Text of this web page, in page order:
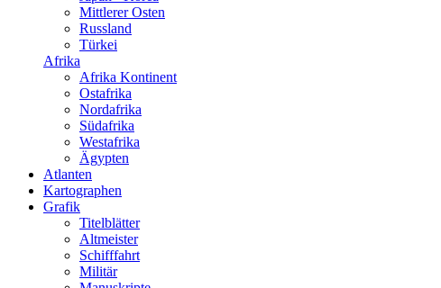
Mittlerer Osten
Russland
Türkei
Afrika
Afrika Kontinent
Ostafrika
Nordafrika
Südafrika
Westafrika
Ägypten
Atlanten
Kartographen
Grafik
Titelblätter
Altmeister
Schifffahrt
Militär